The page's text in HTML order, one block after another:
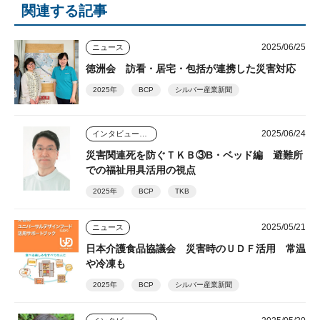
関連する記事
ニュース 2025/06/25
徳洲会 訪看・居宅・包括が連携した災害対応
2025年 BCP シルバー産業新聞
2025/06/24
災害関連死を防ぐＴＫＢ③B・ベッド編 避難所
での福祉用具活用の視点
2025年 BCP TKB
ニュース 2025/05/21
日本介護食品協議会 災害時のＵＤＦ活用 常温
や冷凍も
2025年 BCP シルバー産業新聞